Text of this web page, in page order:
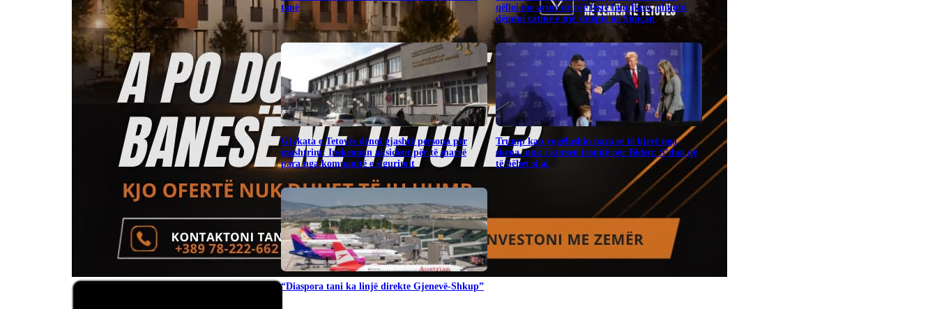
tanë
qëlloi me armë në një festë familjare, plumbi
dëmtoi çatinë e një shtëpie në Siniçan
Gjykata e Tetovës dënoi gjashtë persona për
mashtrim: Inskenuan aksident për të marrë
para nga kompanitë e sigurimit
Trump kap vogëlushin para se të bjerë nga
skena, nuk i kursen ironitë për Biden: S’dua që
të bëhet si ai
“Diaspora tani ka linjë direkte Gjenevë-Shkup”